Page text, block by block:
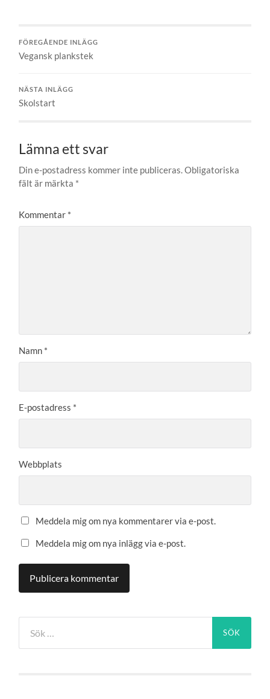
FÖREGÅENDE INLÄGG
Vegansk plankstek
NÄSTA INLÄGG
Skolstart
Lämna ett svar
Din e-postadress kommer inte publiceras.Obligatoriska
fält är märkta *
Kommentar *
Namn *
E-postadress *
Webbplats
Meddela mig om nya kommentarer via e-post.
Meddela mig om nya inlägg via e-post.
efter: